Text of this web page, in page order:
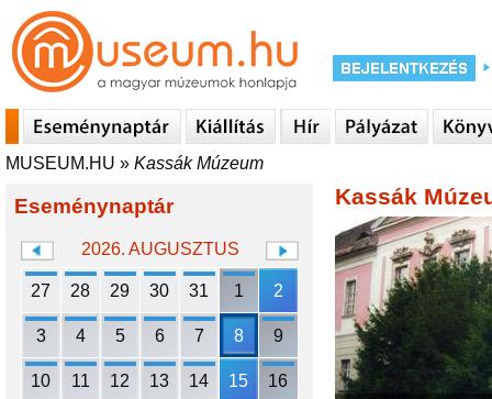
MUSEUM.HU » Kassák Múzeum
Eseménynaptár
2026. AUGUSZTUS
27 28 29 30 31 1 2
3 4 5 6 7 8 9
10 11 12 13 14 15 16
Kassák